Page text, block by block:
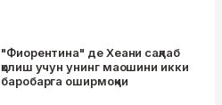
"Фиорентина" де Хеани сақлаб
қолиш учун унинг маошини икки
баробарга оширмоқчи